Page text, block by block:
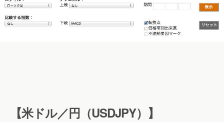
【米ドル／円（USDJPY）】